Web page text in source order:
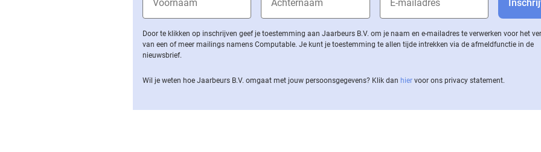
Door te klikken op inschrijven geef je toestemming aan Jaarbeurs B.V. om je naam en e-mailadres te verwerken voor het
van een of meer mailings namens Computable. Je kunt je toestemming te allen tijde intrekken via de af­meld­func­tie in de
nieuwsbrief.
Wil je weten hoe Jaarbeurs B.V. omgaat met jouw per­soons­ge­ge­vens? Klik dan hier voor ons privacy statement.